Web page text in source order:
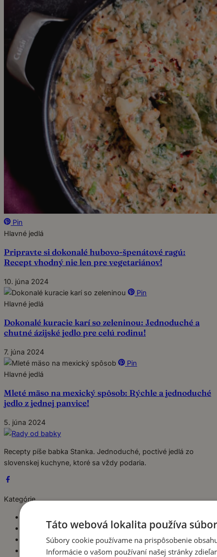
Pin
Hlavné jedlá
Pripravte si dokonalé hubovo-špenátové ragú:
Recept vhodný nie len pre vegetariánov!
10. júna 2024
Pin
Hlavné jedlá
Dokonalé kuracie karí so zeleninou: Jednoduché a
chutné ázijské jedlo pre celú rodinu!
7. júna 2024
Pin
Hlavné jedlá
Mleté mäso na mexický spôsob: Rýchle a jednoduché
jedlo z jednej panvice!
5. júna 2024
Recepty píše babka Stanka. Jednoduché, poctivé jedlá zo
slovenskej kuchyne, ktoré sa vždy podaria.
Kategórie
Hlavné jedlá
Chuťovky
Babkine rady
Táto webová lokalita používa
Súbory cookie používame na prispôsobenie
Informácie o vašom používaní našej stránky